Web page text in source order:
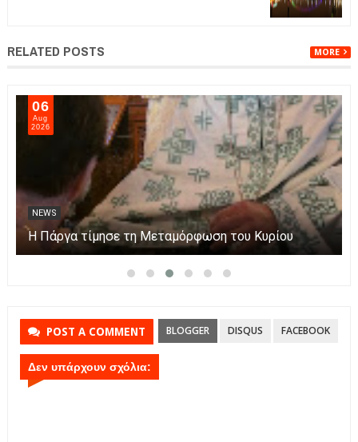
RELATED POSTS MORE
06
Aug
2026
NEWS
Η Πάργα τίμησε τη Μεταμόρφωση του Κυρίου
POST A COMMENT BLOGGER DISQUS FACEBOOK
Δεν υπάρχουν σχόλια: